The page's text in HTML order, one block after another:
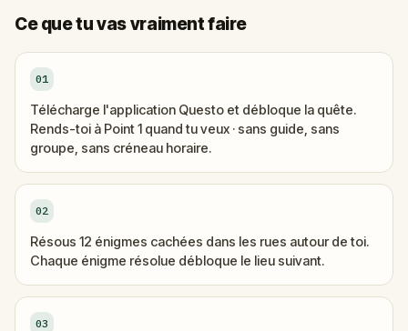
Ce que tu vas vraiment faire
01
Télécharge l'application Questo et débloque la quête.
Rends-toi à Point 1 quand tu veux · sans guide, sans
groupe, sans créneau horaire.
02
Résous 12 énigmes cachées dans les rues autour de toi.
Chaque énigme résolue débloque le lieu suivant.
03